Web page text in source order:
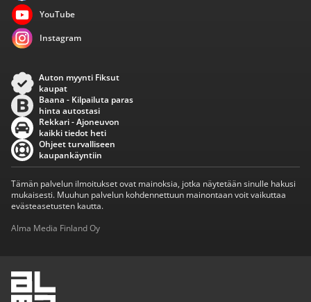
YouTube
Instagram
Auton myynti Fiksut
kaupat
Baana - Kilpailuta paras
hinta autostasi
Rekkari - Ajoneuvon
kaikki tiedot heti
Ohjeet turvalliseen
kaupankäyntiin
Tämän palvelun ilmoitukset ovat mainoksia, jotka näytetään sinulle hakusi
mukaisesti. Muuhun palvelun kohdennettuun mainontaan voit vaikuttaa
evästeasetusten kautta.
Alma Media Finland Oy